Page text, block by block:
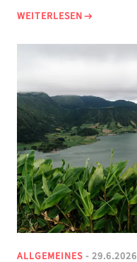
WEITERLESEN
ALLGEMEINES - 29.6.2026